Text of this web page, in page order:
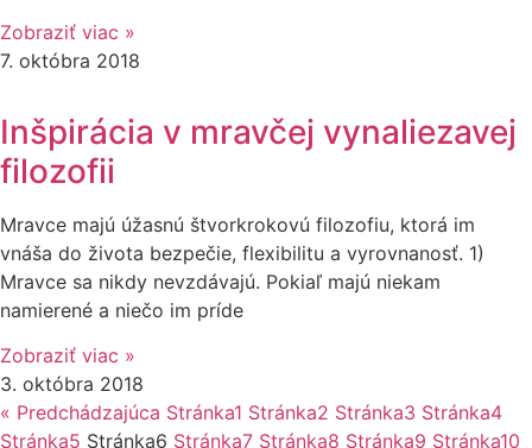
Zobraziť viac »
7. októbra 2018
Inšpirácia v mravčej vynaliezavej
filozofii
Mravce majú úžasnú štvorkrokovú filozofiu, ktorá im
vnáša do života bezpečie, flexibilitu a vyrovnanosť. 1)
Mravce sa nikdy nevzdávajú. Pokiaľ majú niekam
namierené a niečo im príde
Zobraziť viac »
3. októbra 2018
« Predchádzajúca Stránka1 Stránka2 Stránka3 Stránka4
Stránka5 Stránka6 Stránka7 Stránka8 Stránka9 Stránka10